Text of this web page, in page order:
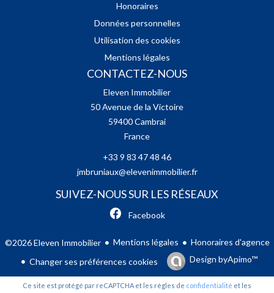
Honoraires
Données personnelles
Utilisation des cookies
Mentions légales
CONTACTEZ-NOUS
Eleven Immobilier
50 Avenue de la Victoire
59400Cambrai
France
+33 9 83 47 48 46
jmbruniaux@elevenimmobilier.fr
SUIVEZ-NOUS SUR LES RÉSEAUX
Facebook
©2026 Eleven Immobilier Mentions légales
Honoraires d'agence
Changer ses préférences cookies
Design byApimo™
Ce site est protégé par reCAPTCHA et les règles de confidentialité et les